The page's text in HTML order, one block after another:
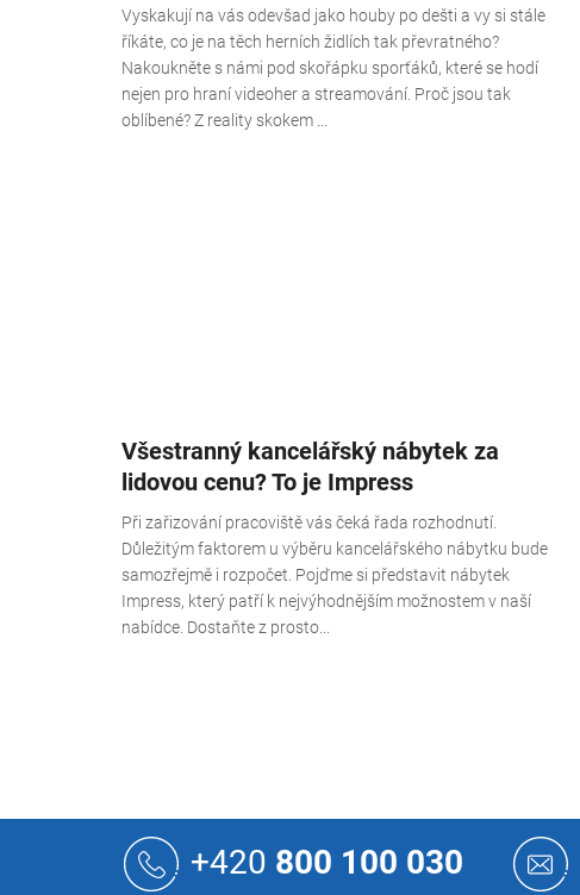
Vyskakují na vás odevšad jako houby po dešti a vy si stále
říkáte, co je na těch herních židlích tak převratného?
Nakoukněte s námi pod skořápku sporťáků, které se hodí
nejen pro hraní videoher a streamování. Proč jsou tak
oblíbené? Z reality skokem ...
Všestranný kancelářský nábytek za
lidovou cenu? To je Impress
Při zařizování pracoviště vás čeká řada rozhodnutí.
Důležitým faktorem u výběru kancelářského nábytku bude
samozřejmě i rozpočet. Pojďme si představit nábytek
Impress, který patří k nejvýhodnějším možnostem v naší
nabídce. Dostaňte z prosto...
+420 800 100 030